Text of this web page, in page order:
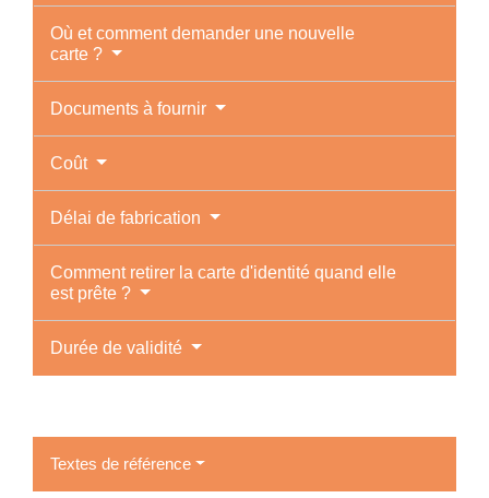
Où et comment demander une nouvelle
carte ?
Documents à fournir
Coût
Délai de fabrication
Comment retirer la carte d'identité quand elle
est prête ?
Durée de validité
Textes de référence